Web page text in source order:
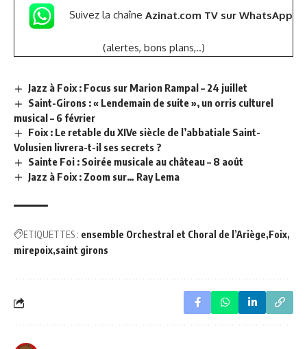
Suivez la chaîne Azinat.com TV sur WhatsApp
(alertes, bons plans,..)
Jazz à Foix : Focus sur Marion Rampal – 24 juillet
Saint-Girons : « Lendemain de suite », un orris culturel
musical – 6 février
Foix : Le retable du XIVe siècle de l’abbatiale Saint-
Volusien livrera-t-il ses secrets ?
Sainte Foi : Soirée musicale au château – 8 août
Jazz à Foix : Zoom sur… Ray Lema
ETIQUETTES : ensemble Orchestral et Choral de l’Ariège Foix
mirepoix saint girons